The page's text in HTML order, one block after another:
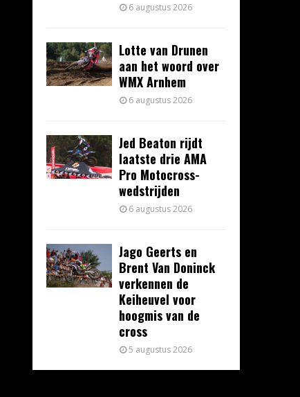
6 augustus 2026
Lotte van Drunen
aan het woord over
WMX Arnhem
6 augustus 2026
Jed Beaton rijdt
laatste drie AMA
Pro Motocross-
wedstrijden
6 augustus 2026
Jago Geerts en
Brent Van Doninck
verkennen de
Keiheuvel voor
hoogmis van de
cross
5 augustus 2026